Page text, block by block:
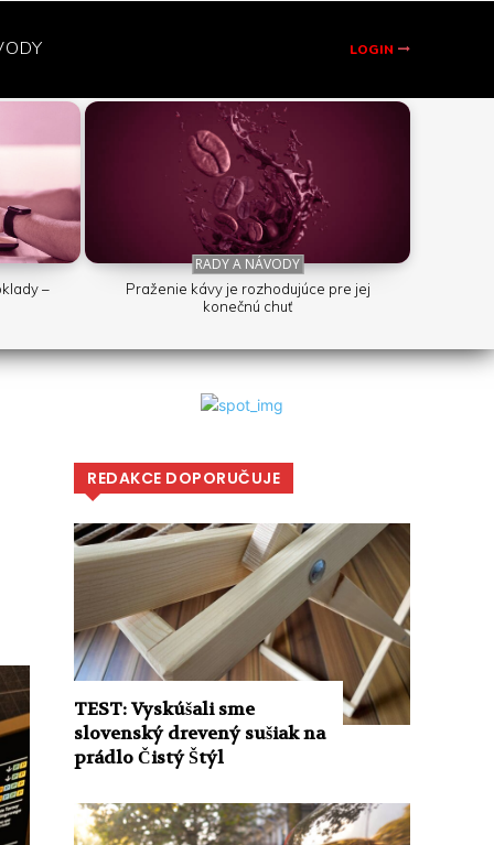
LOGIN
–
RADY A NÁVODY
Praženie kávy je rozhodujúce pre jej
konečnú chuť
REDAKCE DOPORUČUJE
TEST: Vyskúšali sme
slovenský drevený sušiak na
prádlo Čistý Štýl